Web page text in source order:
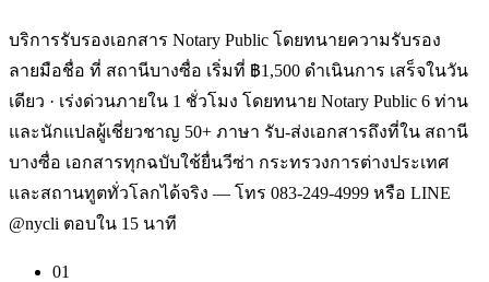
บริการรับรองเอกสาร Notary Public โดยทนายความรับรอง
ลายมือชื่อ ที่ สถานีบางซื่อ เริ่มที่ ฿1,500 ดำเนินการ เสร็จในวัน
เดียว · เร่งด่วนภายใน 1 ชั่วโมง โดยทนาย Notary Public 6 ท่าน
และนักแปลผู้เชี่ยวชาญ 50+ ภาษา รับ-ส่งเอกสารถึงที่ใน สถานี
บางซื่อ เอกสารทุกฉบับใช้ยื่นวีซ่า กระทรวงการต่างประเทศ
และสถานทูตทั่วโลกได้จริง — โทร 083-249-4999 หรือ LINE
@nycli ตอบใน 15 นาที
01